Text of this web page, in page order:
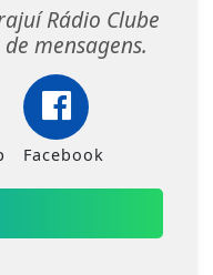
Rádio Clube
mensagens.
Facebook